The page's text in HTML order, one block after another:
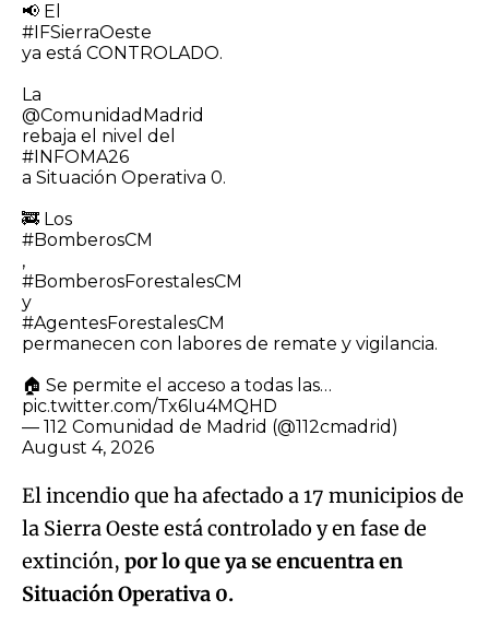
📢 El
#IFSierraOeste
ya está CONTROLADO.
La
@ComunidadMadrid
rebaja el nivel del
#INFOMA26
a Situación Operativa 0.
🚒 Los
#BomberosCM
,
#BomberosForestalesCM
y
#AgentesForestalesCM
permanecen con labores de remate y vigilancia.
🏠 Se permite el acceso a todas las…
pic.twitter.com/Tx6Iu4MQHD
— 112 Comunidad de Madrid (@112cmadrid)
August 4, 2026
El incendio que ha afectado a 17 municipios de
la Sierra Oeste está controlado y en fase de
extinción, por lo que ya se encuentra en
Situación Operativa 0.